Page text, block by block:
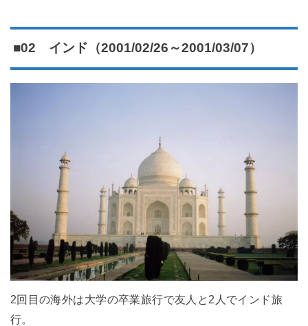
■02 インド（2001/02/26～2001/03/07）
2回目の海外は大学の卒業旅行で友人と2人でインド旅
行。